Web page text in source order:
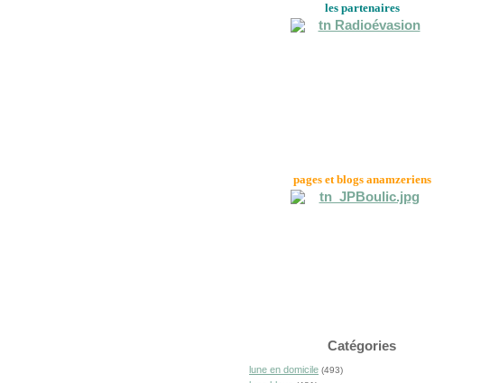
les partenaires
pages et blogs anamzeriens
Catégories
lune en domicile (493)